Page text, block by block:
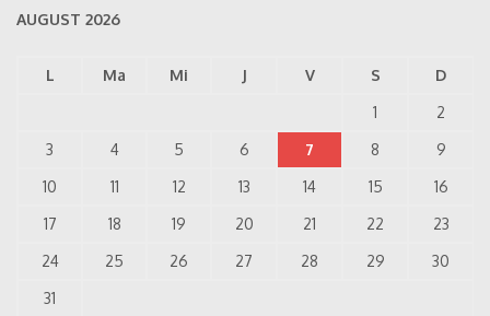
AUGUST 2026
L Ma Mi J V S
D
1
2
3
4 5 6 7 8
9
10
11 12 13 14 15
16
17
18 19 20 21 22
23
24
25 26 27 28 29
30
31